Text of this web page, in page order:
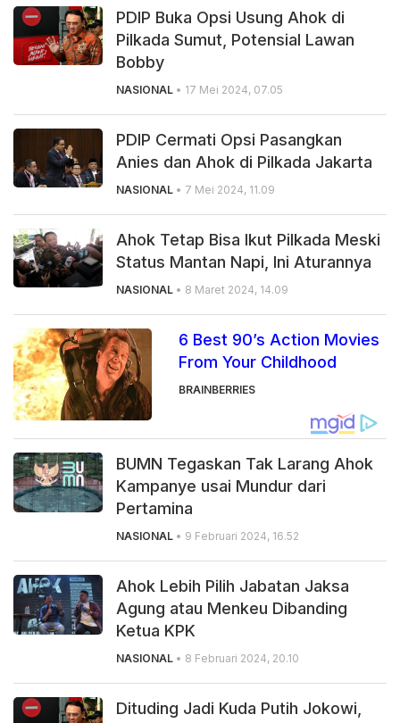
PDIP Buka Opsi Usung Ahok di
Pilkada Sumut, Potensial Lawan
Bobby
NASIONAL • 17 Mei 2024, 07.05
PDIP Cermati Opsi Pasangkan
Anies dan Ahok di Pilkada Jakarta
NASIONAL • 7 Mei 2024, 11.09
Ahok Tetap Bisa Ikut Pilkada Meski
Status Mantan Napi, Ini Aturannya
NASIONAL • 8 Maret 2024, 14.09
6 Best 90’s Action Movies
From Your Childhood
BRAINBERRIES
BUMN Tegaskan Tak Larang Ahok
Kampanye usai Mundur dari
Pertamina
NASIONAL • 9 Februari 2024, 16.52
Ahok Lebih Pilih Jabatan Jaksa
Agung atau Menkeu Dibanding
Ketua KPK
NASIONAL • 8 Februari 2024, 20.10
Dituding Jadi Kuda Putih Jokowi,